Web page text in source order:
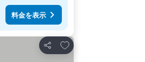
料金を表示
シェア
お気に入りに追加